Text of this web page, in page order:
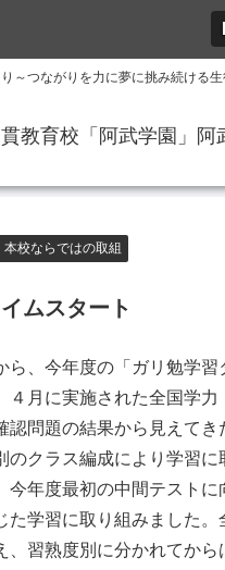
～つながりを力に夢に挑み続ける生
教育校「阿武学園」阿
本校ならではの取組
ムスタート
、今年度の「ガリ勉学習
４月に実施された全国学力
認問題の結果から見えてき
のクラス編成により学習に
今年度最初の中間テストに
た学習に取り組みました。
、習熟度別に分かれてから